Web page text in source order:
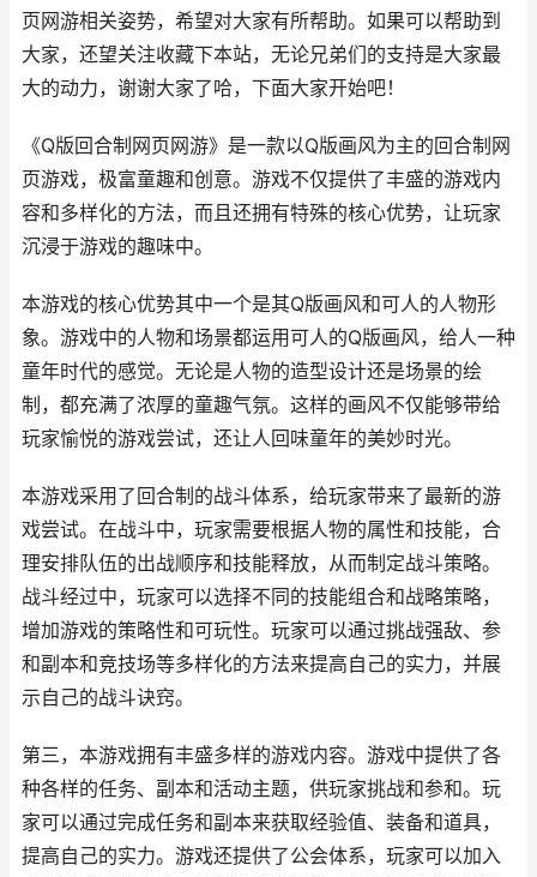
页网游相关姿势，希望对大家有所帮助。如果可以帮助到
大家，还望关注收藏下本站，无论兄弟们的支持是大家最
大的动力，谢谢大家了哈，下面大家开始吧！
《Q版回合制网页网游》是一款以Q版画风为主的回合制网
页游戏，极富童趣和创意。游戏不仅提供了丰盛的游戏内
容和多样化的方法，而且还拥有特殊的核心优势，让玩家
沉浸于游戏的趣味中。
本游戏的核心优势其中一个是其Q版画风和可人的人物形
象。游戏中的人物和场景都运用可人的Q版画风，给人一种
童年时代的感觉。无论是人物的造型设计还是场景的绘
制，都充满了浓厚的童趣气氛。这样的画风不仅能够带给
玩家愉悦的游戏尝试，还让人回味童年的美妙时光。
本游戏采用了回合制的战斗体系，给玩家带来了最新的游
戏尝试。在战斗中，玩家需要根据人物的属性和技能，合
理安排队伍的出战顺序和技能释放，从而制定战斗策略。
战斗经过中，玩家可以选择不同的技能组合和战略策略，
增加游戏的策略性和可玩性。玩家可以通过挑战强敌、参
和副本和竞技场等多样化的方法来提高自己的实力，并展
示自己的战斗诀窍。
第三，本游戏拥有丰盛多样的游戏内容。游戏中提供了各
种各样的任务、副本和活动主题，供玩家挑战和参和。玩
家可以通过完成任务和副本来获取经验值、装备和道具，
提高自己的实力。游戏还提供了公会体系，玩家可以加入